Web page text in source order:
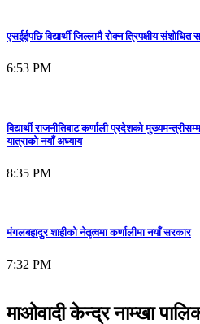
एसईईपछि विद्यार्थी जिल्लामै रोक्न त्रिपक्षीय संशोधित
6:53 PM
विद्यार्थी राजनीतिबाट कर्णाली प्रदेशको
यात्राको नयाँ अध्याय
8:35 PM
मंगलबहादुर शाहीको नेतृत्वमा कर्णालीमा नयाँ सरकार
7:32 PM
माओवादी केन्द्र नाम्खा